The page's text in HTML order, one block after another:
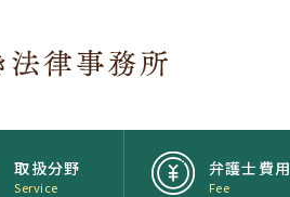
取扱分野
Service
弁護士費用
Fee